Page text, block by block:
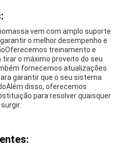
vem com amplo suporte
o melhor desempenho e
treinamento e
o máximo proveito do seu
fornecemos atualizações
garantir que o seu sistema
disso, oferecemos
para resolver quaisquer